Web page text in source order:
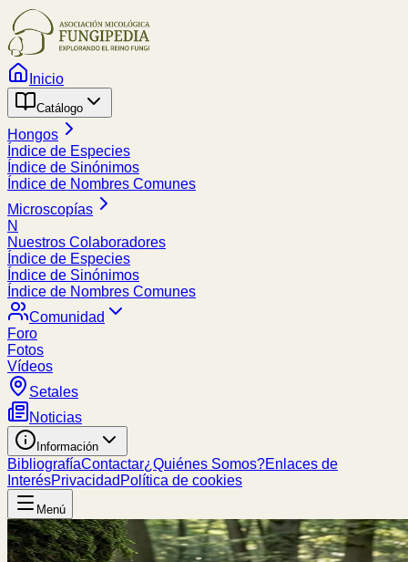
Inicio
Catálogo
Hongos
Índice de Especies
Índice de Sinónimos
Índice de Nombres Comunes
Microscopías
N
Nuestros Colaboradores
Índice de Especies
Índice de Sinónimos
Índice de Nombres Comunes
Comunidad
Foro
Fotos
Vídeos
Setales
Noticias
Información
BibliografíaContactar¿Quiénes Somos?Enlaces de
InterésPrivacidad Política de cookies
Menú